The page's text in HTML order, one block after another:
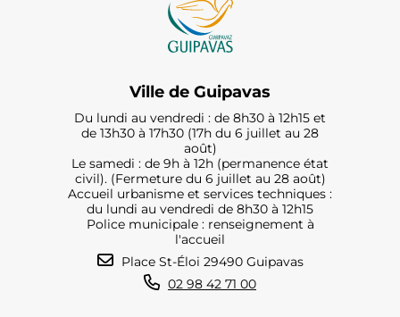
Ville de Guipavas
Du lundi au vendredi : de 8h30 à 12h15 et
de 13h30 à 17h30 (17h du 6 juillet au 28
août)
Le samedi : de 9h à 12h (permanence état
civil). (Fermeture du 6 juillet au 28 août)
Accueil urbanisme et services techniques :
du lundi au vendredi de 8h30 à 12h15
Police municipale : renseignement à
l'accueil
Place St-Éloi 29490 Guipavas
02 98 42 71 00